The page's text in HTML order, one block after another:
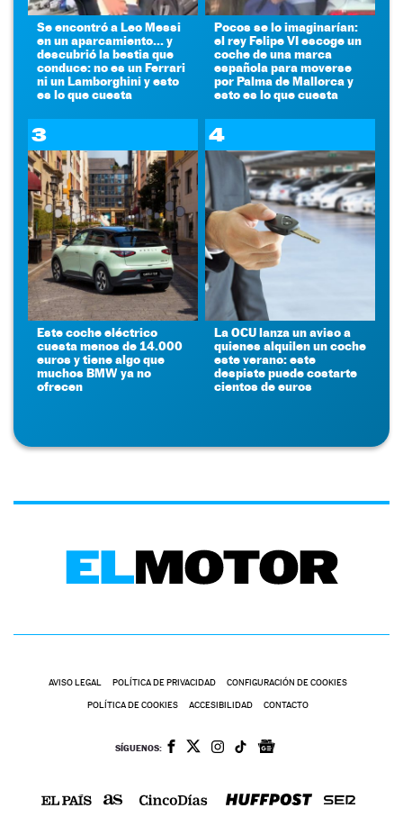
Se encontró a Leo Messi
en un aparcamiento... y
descubrió la bestia que
conduce: no es un Ferrari
ni un Lamborghini y esto
es lo que cuesta
Pocos se lo imaginarían:
el rey Felipe VI escoge un
coche de una marca
española para moverse
por Palma de Mallorca y
esto es lo que cuesta
3
Este coche eléctrico
cuesta menos de 14.000
euros y tiene algo que
muchos BMW ya no
ofrecen
4
La OCU lanza un aviso a
quienes alquilen un coche
este verano: este
despiste puede costarte
cientos de euros
AVISO LEGAL POLÍTICA DE PRIVACIDAD CONFIGURACIÓN DE COOKIES
POLÍTICA DE COOKIES ACCESIBILIDAD CONTACTO
SÍGUENOS: